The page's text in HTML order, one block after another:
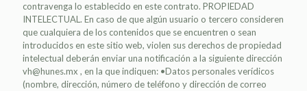
contravenga lo establecido en este contrato. PROPIEDAD
INTELECTUAL. En caso de que algún usuario o tercero consideren
que cualquiera de los contenidos que se encuentren o sean
introducidos en este sitio web, violen sus derechos de propiedad
intelectual deberán enviar una notificación a la siguiente dirección
vh@hunes.mx , en la que indiquen: •Datos personales verídicos
(nombre, dirección, número de teléfono y dirección de correo